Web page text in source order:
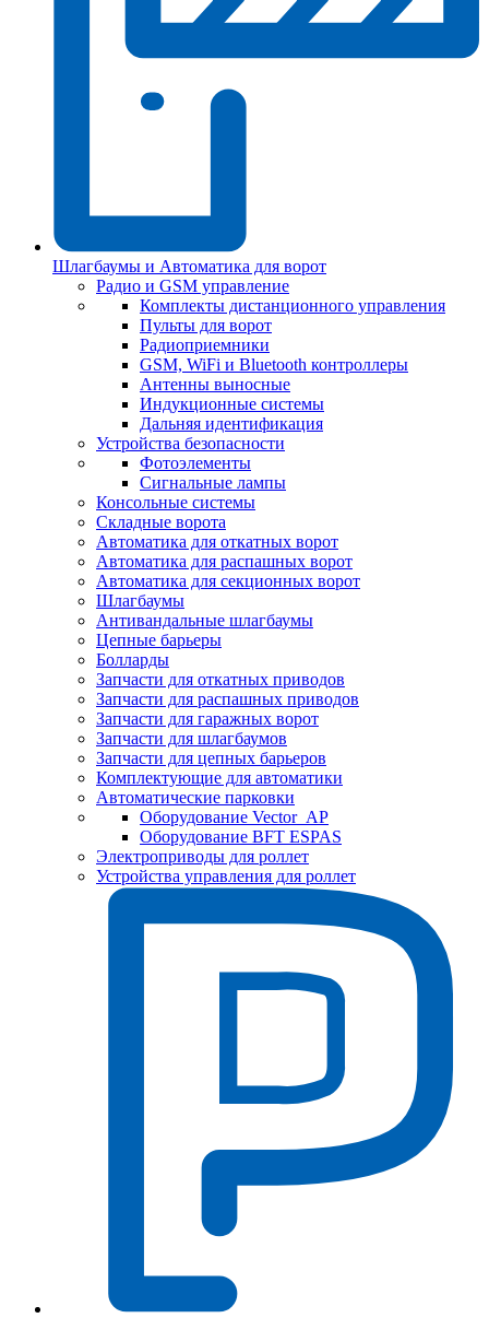
Шлагбаумы и Автоматика для ворот
Радио и GSM управление
Комплекты дистанционного управления
Пульты для ворот
Радиоприемники
GSM, WiFi и Bluetooth контроллеры
Антенны выносные
Индукционные системы
Дальняя идентификация
Устройства безопасности
Фотоэлементы
Сигнальные лампы
Консольные системы
Складные ворота
Автоматика для откатных ворот
Автоматика для распашных ворот
Автоматика для секционных ворот
Шлагбаумы
Антивандальные шлагбаумы
Цепные барьеры
Болларды
Запчасти для откатных приводов
Запчасти для распашных приводов
Запчасти для гаражных ворот
Запчасти для шлагбаумов
Запчасти для цепных барьеров
Комплектующие для автоматики
Автоматические парковки
Оборудование Vector_AP
Оборудование BFT ESPAS
Электроприводы для роллет
Устройства управления для роллет